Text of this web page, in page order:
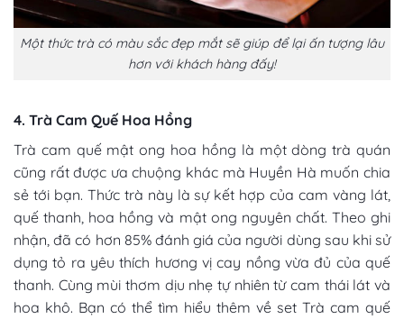
Một thức trà có màu sắc đẹp mắt sẽ giúp để lại ấn tượng lâu
hơn với khách hàng đấy!
4. Trà Cam Quế Hoa Hồng
Trà cam quế mật ong hoa hồng là một dòng trà quán
cũng rất được ưa chuộng khác mà Huyền Hà muốn chia
sẻ tới bạn. Thức trà này là sự kết hợp của cam vàng lát,
quế thanh, hoa hồng và mật ong nguyên chất. Theo ghi
nhận, đã có hơn 85% đánh giá của người dùng sau khi sử
dụng tỏ ra yêu thích hương vị cay nồng vừa đủ của quế
thanh. Cùng mùi thơm dịu nhẹ tự nhiên từ cam thái lát và
hoa khô. Bạn có thể tìm hiểu thêm về set Trà cam quế